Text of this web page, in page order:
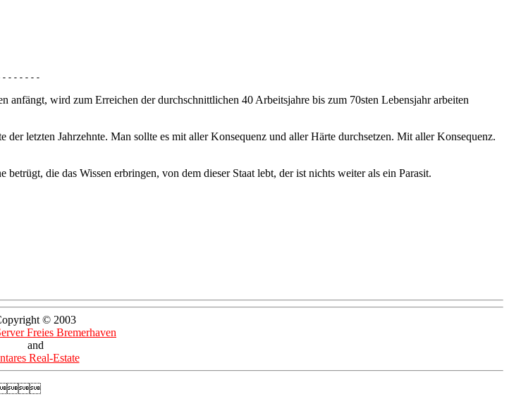
wird zum Erreichen der durchschnittlichen 40 Arbeitsjahre bis zum 70sten Lebensjahr arbeiten
letzten Jahrzehnte. Man sollte es mit aller Konsequenz und aller Härte durchsetzen. Mit aller Konsequenz.
die das Wissen erbringen, von dem dieser Staat lebt, der ist nichts weiter als ein Parasit.
© 2003
Freies Bremerhaven
and
Real-Estate